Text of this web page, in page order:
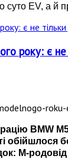
суто EV, а й
року: є
BMW
М-